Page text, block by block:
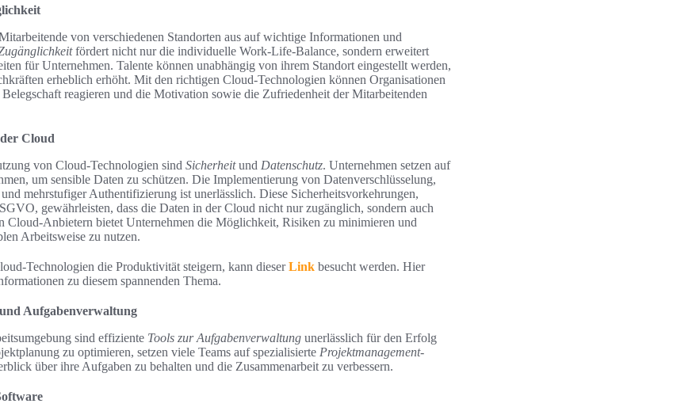
von verschiedenen Standorten aus auf wichtige Informationen und
fördert nicht nur die individuelle Work-Life-Balance, sondern erweitert
für Unternehmen. Talente können unabhängig von ihrem Standort eingestellt werden,
erheblich erhöht. Mit den richtigen Cloud-Technologien können Organisationen
reagieren und die Motivation sowie die Zufriedenheit der Mitarbeitenden
Cloud
von Cloud-Technologien sind Sicherheitund Datenschutz. Unternehmen setzen auf
um sensible Daten zu schützen. Die Implementierung von Datenverschlüsselung,
mehrstufiger Authentifizierung ist unerlässlich. Diese Sicherheitsvorkehrungen,
gewährleisten, dass die Daten in der Cloud nicht nur zugänglich, sondern auch
Cloud-Anbietern bietet Unternehmen die Möglichkeit, Risiken zu minimieren und
Arbeitsweise zu nutzen.
Technologien die Produktivität steigern, kann dieserLink besucht werden. Hier
zu diesem spannenden Thema.
Aufgabenverwaltung
sind effiziente Tools zur Aufgabenverwaltung unerlässlich für den Erfolg
zu optimieren, setzen viele Teams auf spezialisierte Projektmanagement-
über ihre Aufgaben zu behalten und die Zusammenarbeit zu verbessern.